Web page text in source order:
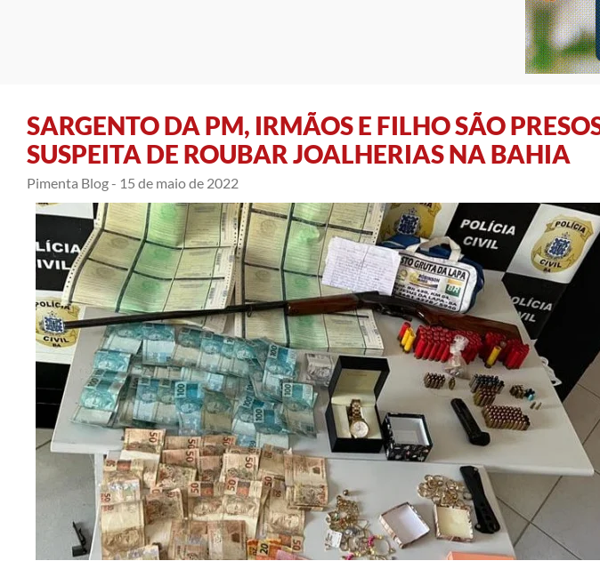
SARGENTO DA PM, IRMÃOS E FILHO SÃO
SUSPEITA DE ROUBAR JOALHERIAS NA BAHIA
Pimenta Blog - 15 de maio de 2022